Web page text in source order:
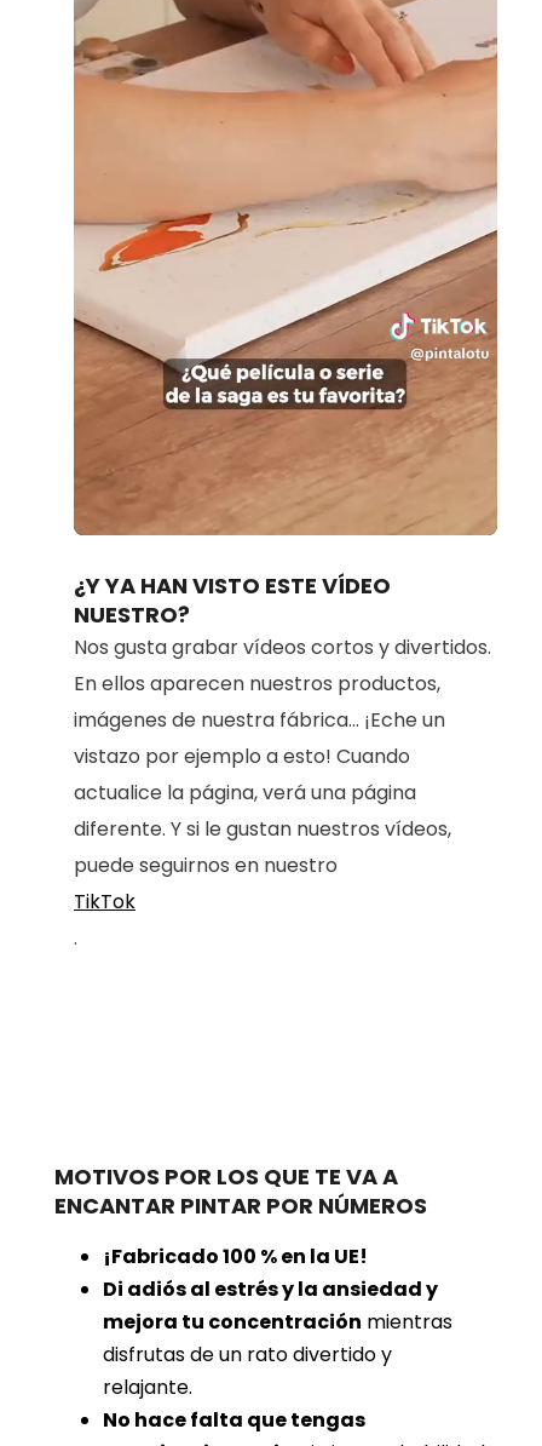
Unmute
100.00%
¿Y YA HAN VISTO ESTE VÍDEO
NUESTRO?
Nos gusta grabar vídeos cortos y divertidos.
En ellos aparecen nuestros productos,
imágenes de nuestra fábrica... ¡Eche un
vistazo por ejemplo a esto! Cuando
actualice la página, verá una página
diferente. Y si le gustan nuestros vídeos,
puede seguirnos en nuestro
TikTok
.
MOTIVOS POR LOS QUE TE VA A
ENCANTAR PINTAR POR NÚMEROS
¡Fabricado 100 % en la UE!
Di adiós al estrés y la ansiedad y
mejora tu concentración mientras
disfrutas de un rato divertido y
relajante.
No hace falta que tengas